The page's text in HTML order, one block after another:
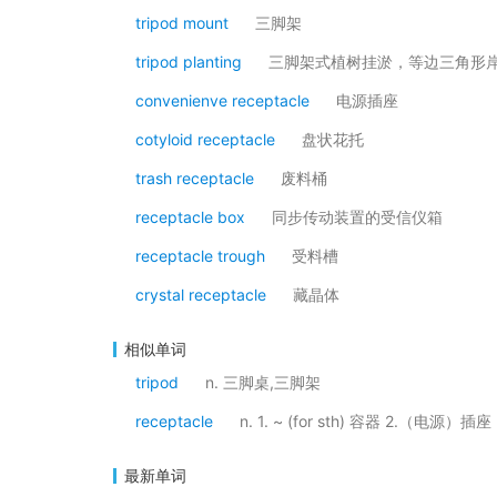
tripod mount 三脚架
tripod planting 三脚架式植树挂淤，等边三角形
convenienve receptacle 电源插座
cotyloid receptacle 盘状花托
trash receptacle 废料桶
receptacle box 同步传动装置的受信仪箱
receptacle trough 受料槽
crystal receptacle 藏晶体
相似单词
tripod
n. 三脚桌,三脚架
receptacle n. 1. ~ (for sth) 容器 2.（电源）插座
最新单词